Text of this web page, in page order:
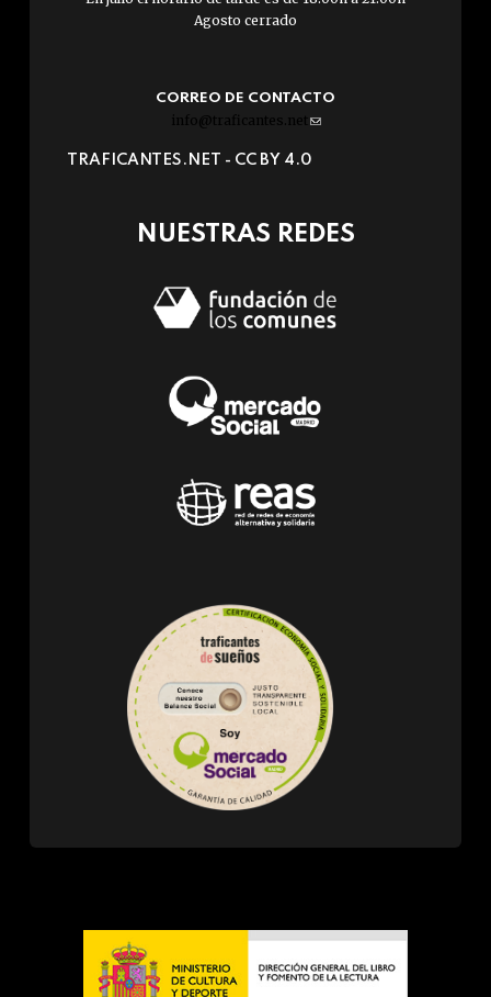
Agosto cerrado
CORREO DE CONTACTO
info@traficantes.net (link
e-
TRAFICANTES.NET - CC BY 4.0
NUESTRAS REDES